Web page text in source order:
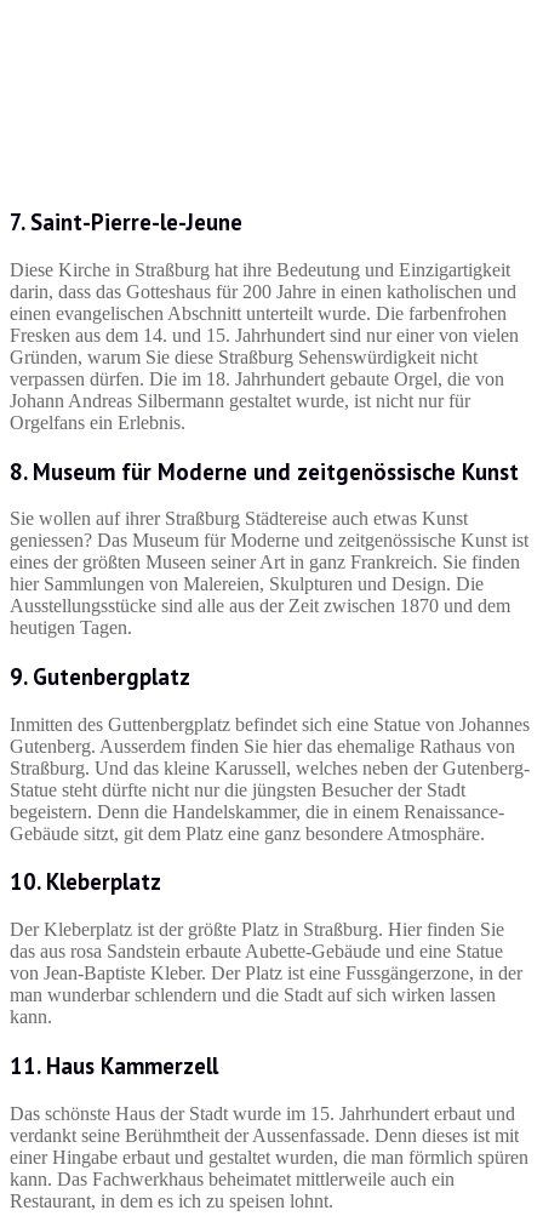
7. Saint-Pierre-le-Jeune
Diese Kirche in Straßburg hat ihre Bedeutung und Einzigartigkeit
darin, dass das Gotteshaus für 200 Jahre in einen katholischen und
einen evangelischen Abschnitt unterteilt wurde. Die farbenfrohen
Fresken aus dem 14. und 15. Jahrhundert sind nur einer von vielen
Gründen, warum Sie diese Straßburg Sehenswürdigkeit nicht
verpassen dürfen. Die im 18. Jahrhundert gebaute Orgel, die von
Johann Andreas Silbermann gestaltet wurde, ist nicht nur für
Orgelfans ein Erlebnis.
8. Museum für Moderne und zeitgenössische Kunst
Sie wollen auf ihrer Straßburg Städtereise auch etwas Kunst
geniessen? Das Museum für Moderne und zeitgenössische Kunst ist
eines der größten Museen seiner Art in ganz Frankreich. Sie finden
hier Sammlungen von Malereien, Skulpturen und Design. Die
Ausstellungsstücke sind alle aus der Zeit zwischen 1870 und dem
heutigen Tagen.
9. Gutenbergplatz
Inmitten des Guttenbergplatz befindet sich eine Statue von Johannes
Gutenberg. Ausserdem finden Sie hier das ehemalige Rathaus von
Straßburg. Und das kleine Karussell, welches neben der Gutenberg-
Statue steht dürfte nicht nur die jüngsten Besucher der Stadt
begeistern. Denn die Handelskammer, die in einem Renaissance-
Gebäude sitzt, git dem Platz eine ganz besondere Atmosphäre.
10. Kleberplatz
Der Kleberplatz ist der größte Platz in Straßburg. Hier finden Sie
das aus rosa Sandstein erbaute Aubette-Gebäude und eine Statue
von Jean-Baptiste Kleber. Der Platz ist eine Fussgängerzone, in der
man wunderbar schlendern und die Stadt auf sich wirken lassen
kann.
11. Haus Kammerzell
Das schönste Haus der Stadt wurde im 15. Jahrhundert erbaut und
verdankt seine Berühmtheit der Aussenfassade. Denn dieses ist mit
einer Hingabe erbaut und gestaltet wurden, die man förmlich spüren
kann. Das Fachwerkhaus beheimatet mittlerweile auch ein
Restaurant, in dem es ich zu speisen lohnt.